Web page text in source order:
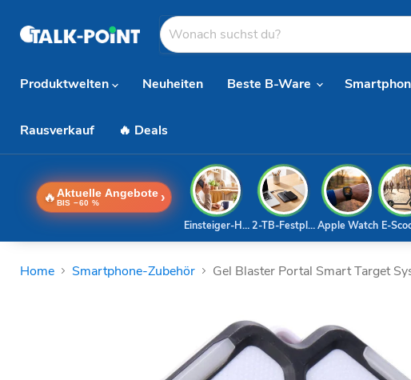
Produktwelten
Neuheiten Beste B-Ware
Rausverkauf 🔥 Deals
🔥 Aktuelle Angebote
BIS −60 % ›
E-
Apple Watch
2-TB-Festplatte
Einsteiger-Handy
Home Smartphone-Zubehör Gel Blaster Portal Smart Target